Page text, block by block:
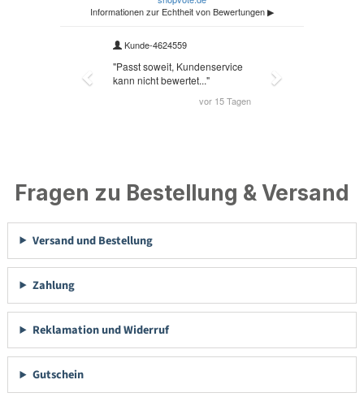
Fragen zu Bestellung & Versand
Versand und Bestellung
Zahlung
Reklamation und Widerruf
Gutschein